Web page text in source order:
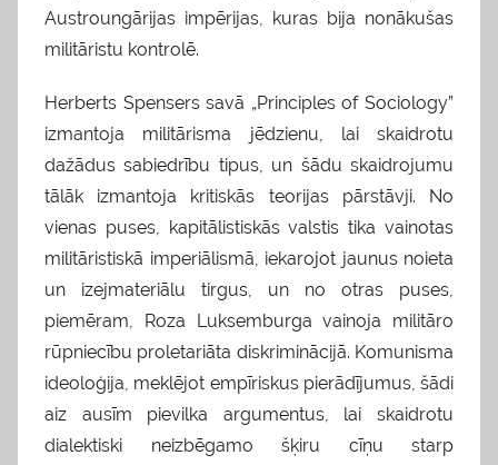
Austroungārijas impērijas, kuras bija nonākušas
militāristu kontrolē.
Herberts Spensers savā „Principles of Sociology”
izmantoja militārisma jēdzienu, lai skaidrotu
dažādus sabiedrību tipus, un šādu skaidrojumu
tālāk izmantoja kritiskās teorijas pārstāvji. No
vienas puses, kapitālistiskās valstis tika vainotas
militāristiskā imperiālismā, iekarojot jaunus noieta
un izejmateriālu tirgus, un no otras puses,
piemēram, Roza Luksemburga vainoja militāro
rūpniecību proletariāta diskriminācijā. Komunisma
ideoloģija, meklējot empīriskus pierādījumus, šādi
aiz ausīm pievilka argumentus, lai skaidrotu
dialektiski neizbēgamo šķiru cīņu starp